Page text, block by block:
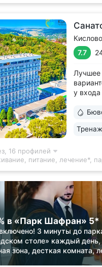
7.7
у входа
16 профилей
питание, лечение*,
в «Парк Шафран» 5*
3 минуты до
столе» каждый день,
зона, десткая комната,